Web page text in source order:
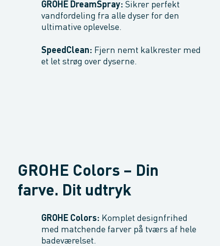
GROHE DreamSpray: Sikrer perfekt
vandfordeling fra alle dyser for den
ultimative oplevelse.
SpeedClean: Fjern nemt kalkrester med
et let strøg over dyserne.
GROHE Colors – Din
farve. Dit udtryk
GROHE Colors: Komplet designfrihed
med matchende farver på tværs af hele
badeværelset.